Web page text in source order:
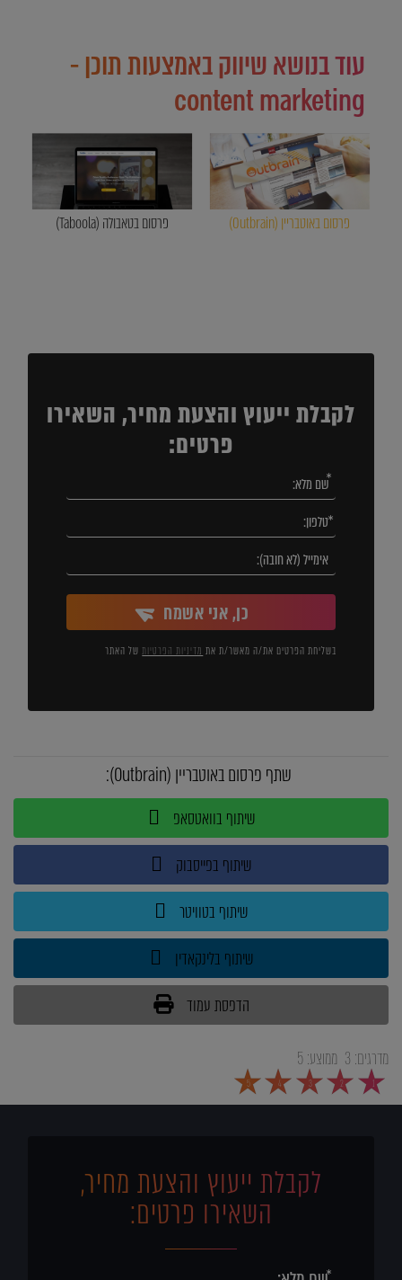
עוד בנושא שיווק באמצעות תוכן -
content marketing
פרסום באוטבריין (Outbrain) פרסום בטאבולה (Taboola)
לקבלת ייעוץ והצעת מחיר, השאירו
פרטים:
כן, אני אשמח
בשליחת הפרטים את/ה מאשר/ת את מדיניות הפרטיותשל האתר
שתף פרסום באוטבריין (Outbrain):
שיתוף בוואטסאפ
שיתוף בפייסבוק
שיתוף בטוויטר
שיתוף בלינקאדין
הדפסת עמוד
מדרגים: 3 ממוצע:5
1
2
3
4
5
לקבלת ייעוץ והצעת מחיר,
השאירו פרטים: